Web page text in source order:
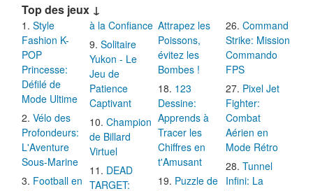
Top des jeux ↓
Style
Fashion K-
POP
Princesse:
Défilé de
Mode Ultime
Vélo des
Profondeurs:
L'Aventure
Sous-Marine
Football en
à la Confiance
Solitaire
Yukon - Le
Jeu de
Patience
Captivant
Champion
de Billard
Virtuel
DEAD
TARGET:
Attrapez les
Poissons,
évitez les
Bombes !
123
Dessine:
Apprends à
Tracer les
Chiffres en
t'Amusant
Puzzle de
Command
Strike: Mission
Commando
FPS
Pixel Jet
Fighter:
Combat
Aérien en
Mode Rétro
Tunnel
Infini: La